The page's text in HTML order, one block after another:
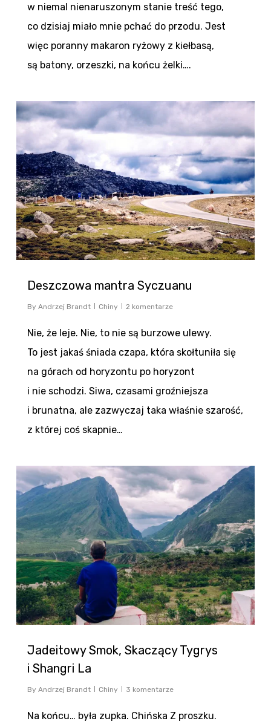
w niemal nienaruszonym stanie treść tego,
co dzisiaj miało mnie pchać do przodu. Jest
więc poranny makaron ryżowy z kiełbasą,
są batony, orzeszki, na końcu żelki….
Deszczowa mantra Syczuanu
By Andrzej Brandt Chiny 2 komentarze
Nie, że leje. Nie, to nie są burzowe ulewy.
To jest jakaś śniada czapa, która skołtuniła się
na górach od horyzontu po horyzont
i nie schodzi. Siwa, czasami groźniejsza
i brunatna, ale zazwyczaj taka właśnie szarość,
z której coś skapnie…
Jadeitowy Smok, Skaczący Tygrys
i Shangri La
By Andrzej Brandt Chiny 3 komentarze
Na końcu… była zupka. Chińska Z proszku.